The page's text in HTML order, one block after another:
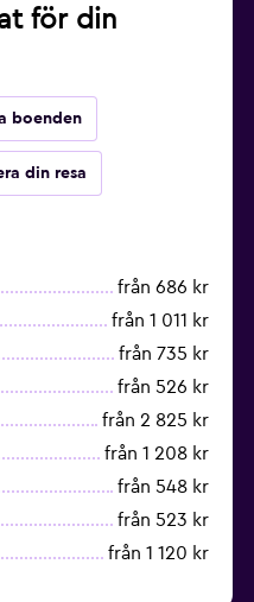
för din
boenden
din resa
från 686 kr
från 1 011 kr
från 735 kr
från 526 kr
från 2 825 kr
från 1 208 kr
från 548 kr
från 523 kr
från 1 120 kr